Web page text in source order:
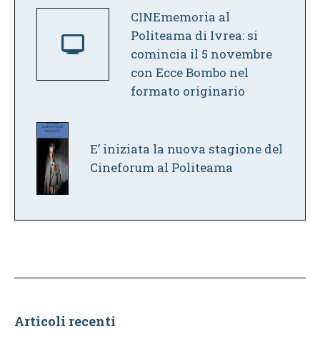
CINEmemoria al
Politeama di Ivrea: si
comincia il 5 novembre
con Ecce Bombo nel
formato originario
E’ iniziata la nuova stagione del
Cineforum al Politeama
Articoli recenti